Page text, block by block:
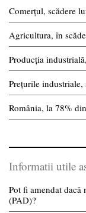
Comerțul, scădere
Agricultura, în
Producția
Prețurile
România, la 78%
Informatii utile
Pot fi amendat
(PAD)?